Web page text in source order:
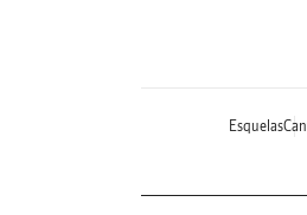
Esquelas